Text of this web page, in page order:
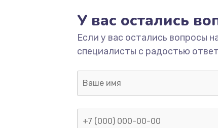
У вас остались
Если у вас остались вопросы
специалисты с радостью